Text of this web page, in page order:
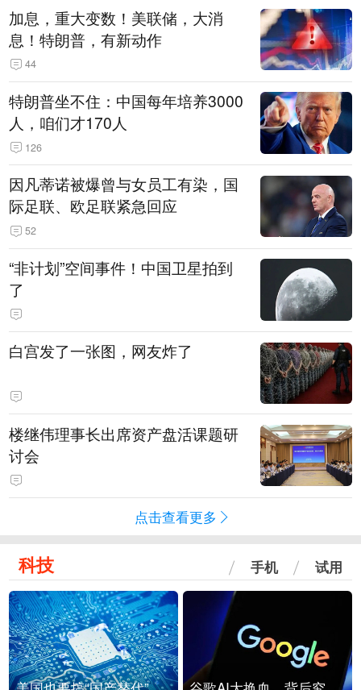
加息，重大变数！美联储，大消
息！特朗普，有新动作
44
特朗普坐不住：中国每年培养3000
人，咱们才170人
126
因凡蒂诺被爆曾与女员工有染，国
际足联、欧足联紧急回应
52
“非计划”空间事件！中国卫星拍到
了
白宫发了一张图，网友炸了
楼继伟理事长出席资产盘活课题研
讨会
点击查看更多
科技 手机 试用